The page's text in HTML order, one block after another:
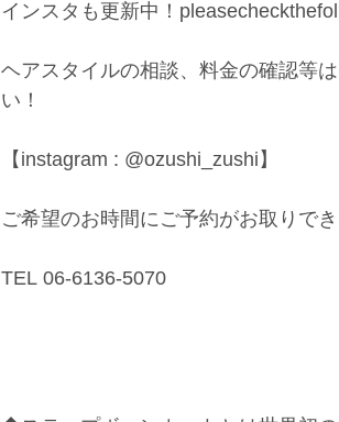
インスタも更新中！
ヘアスタイルの相談、料金の確認等
い！
【instagram : @ozushi_zushi】
ご希望のお時間にご予約がお取りで
TEL 06-6136-5070